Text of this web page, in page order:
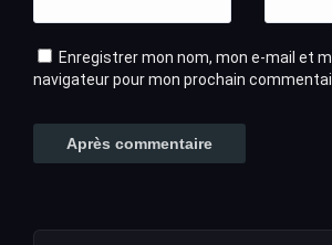
Enregistrer mon nom, mon e-mail et
navigateur pour mon prochain